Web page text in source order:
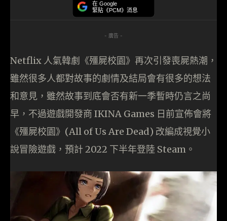
在 Google
緊貼《PCM》消息
- 廣告 -
Netflix 人氣韓劇《殭屍校園》再次引發喪屍熱潮，
雖然很多人都對故事的劇情及結局會有很多的想法
和意見，雖然故事到底會否有新一季暫時仍言之尚
早，不過遊戲開發商 IKINA Games 日前宣佈會將
《殭屍校園》(All of Us Are Dead) 改編成視覺小
說冒險遊戲，預計 2022 下半年登陸 Steam。